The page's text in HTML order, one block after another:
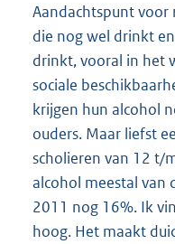
Aandachtspunt
die nog wel drinkt
drinkt, vooral in het
sociale
krijgen hun alcohol
ouders. Maar liefst
scholieren van 12 t/
alcohol meestal van
2011 nog 16%. Ik
hoog. Het maakt